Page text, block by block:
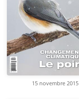
15 novembre 2015